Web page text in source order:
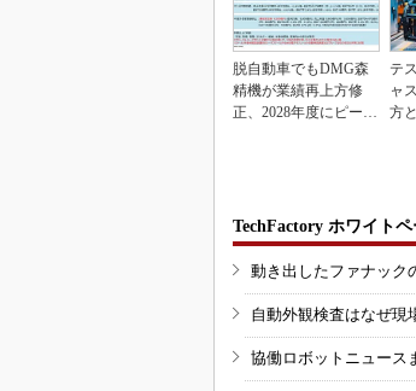
脱自動車でもDMG森
精機が業績再上方修
正、2028年度にピーク
テ
ャ
方
TechFactory ホワイト
動き出したファナック
自動外観検査はなぜ
協働ロボットニュース